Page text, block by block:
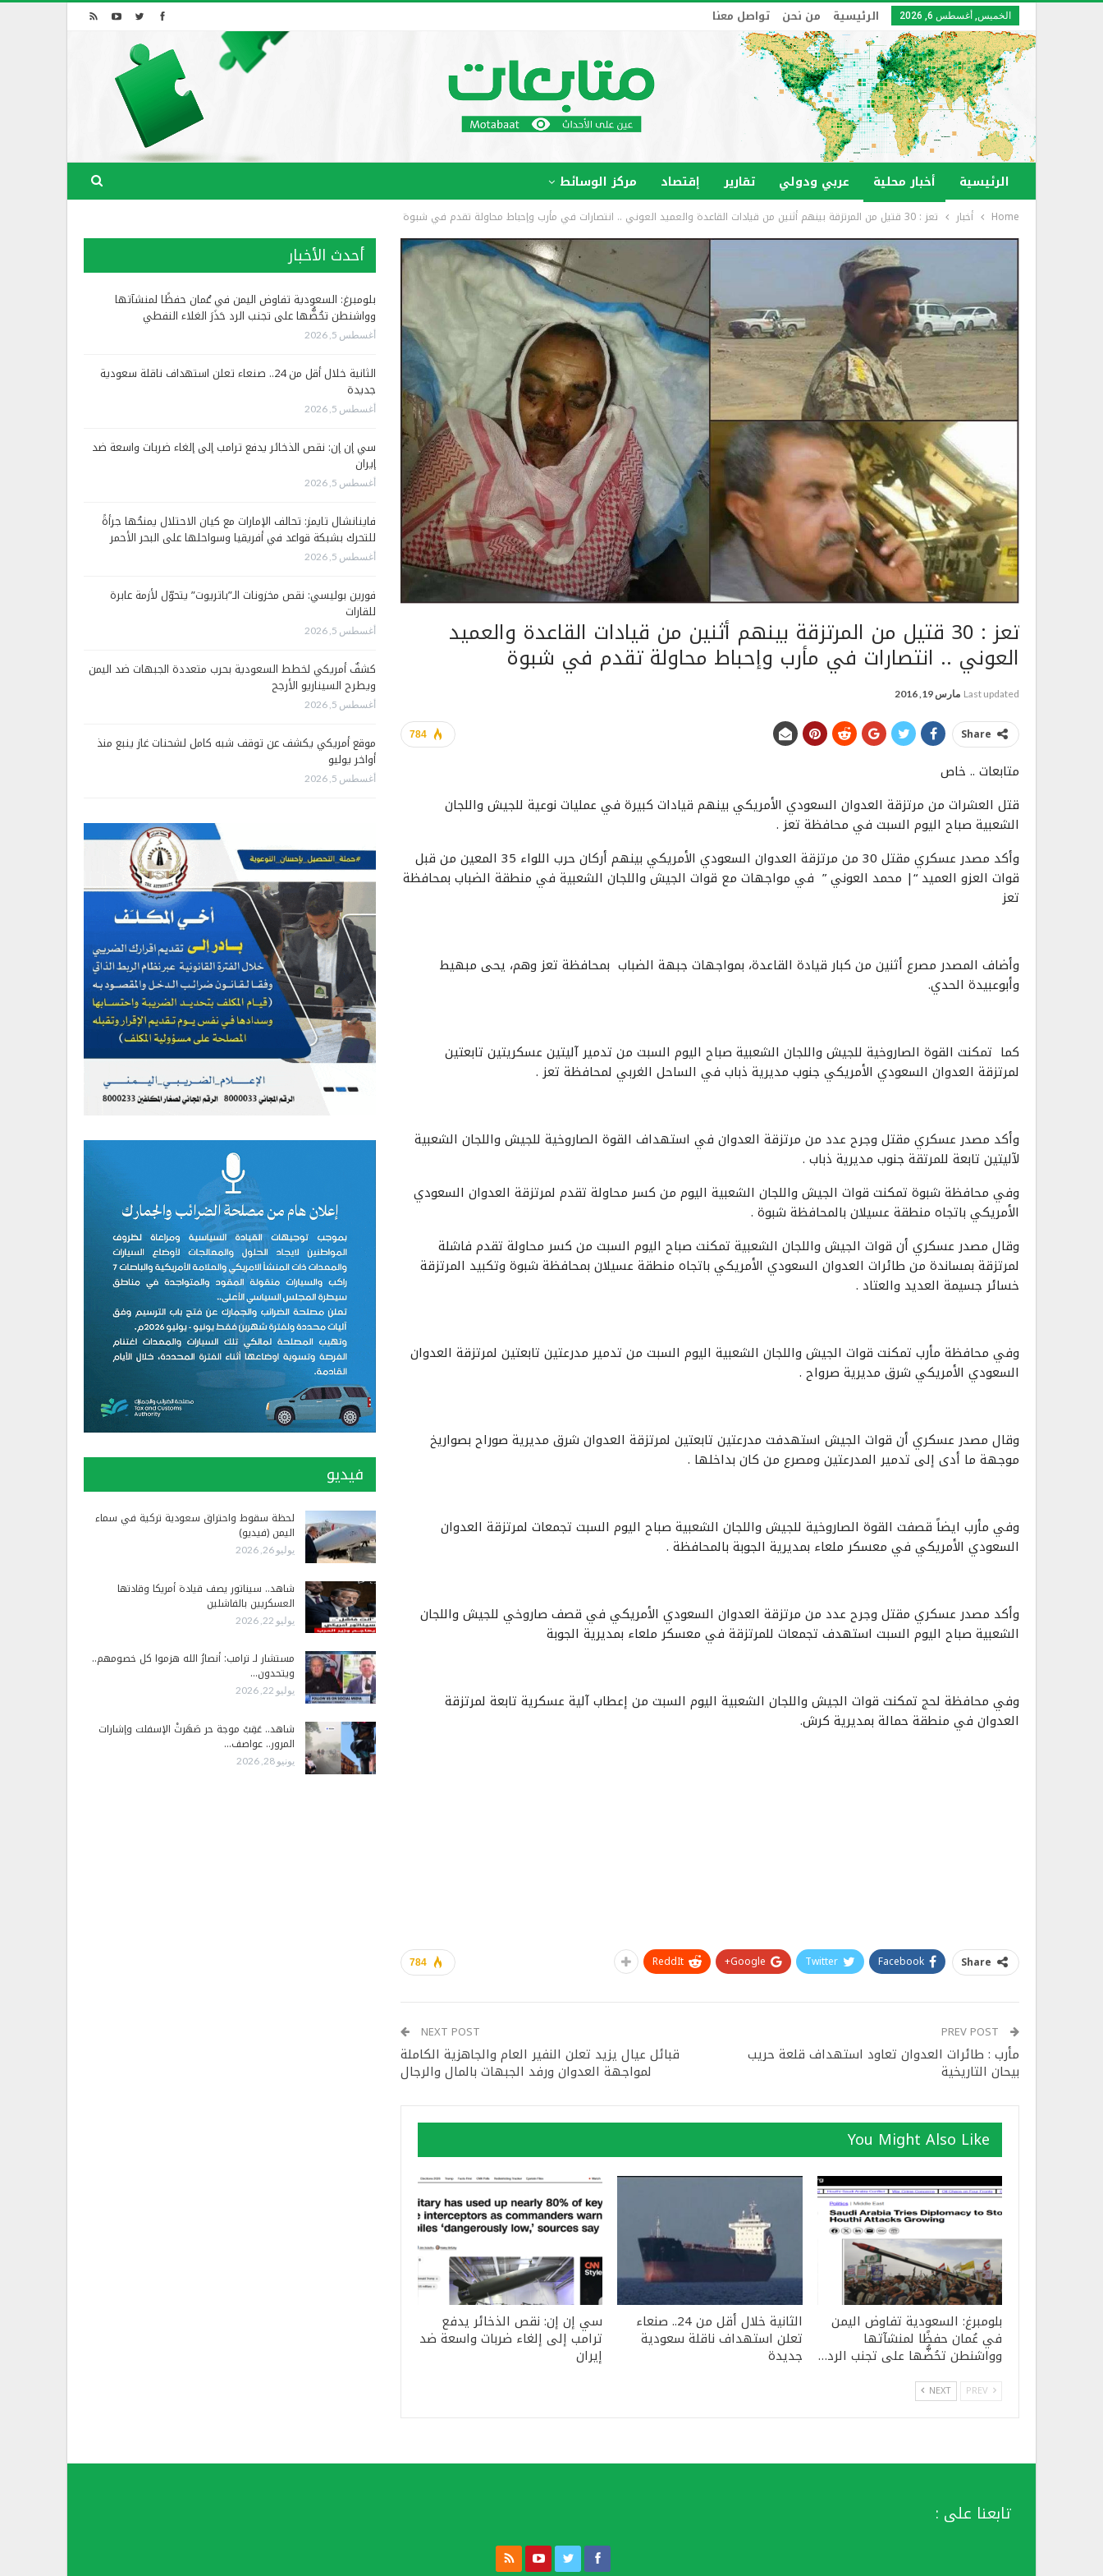
الخميس, أغسطس 6, 2026 الرئيسية من نحن تواصل معنا
الرئيسية أخبار محلية عربي ودولي تقارير إقتصاد مركز الوسائط
Home أخبار تعز : 30 قتيل من المرتزقة بينهم أثنين من قيادات القاعدة والعميد العوني .. انتصارات في مأرب وإحباط محاولة تقدم في شبوة
تعز : 30 قتيل من المرتزقة بينهم أثنين من قيادات القاعدة والعميد
العوني .. انتصارات في مأرب وإحباط محاولة تقدم في شبوة
Last updated مارس 19, 2016
784 Share
متابعات .. خاص
قتل العشرات من مرتزقة العدوان السعودي الأمريكي بينهم قيادات كبيرة في عمليات نوعية للجيش واللجان
الشعبية صباح اليوم السبت في محافظة تعز .
وأكد مصدر عسكري مقتل 30 من مرتزقة العدوان السعودي الأمريكي بينهم أركان حرب اللواء 35 المعين من قبل
قوات العزو العميد “| محمد العوني ” في مواجهات مع قوات الجيش واللجان الشعبية في منطقة الضباب بمحافظة
تعز
وأضاف المصدر مصرع أثنين من كبار قيادة القاعدة، بمواجهات جبهة الضباب بمحافظة تعز وهم، يحى مبهيط
وأبوعبيدة الحدي.
كما تمكنت القوة الصاروخية للجيش واللجان الشعبية صباح اليوم السبت من تدمير آليتين عسكريتين تابعتين
لمرتزقة العدوان السعودي الأمريكي جنوب مديرية ذباب في الساحل الغربي لمحافظة تعز .
وأكد مصدر عسكري مقتل وجرح عدد من مرتزقة العدوان في استهداف القوة الصاروخية للجيش واللجان الشعبية
لآليتين تابعة للمرتقة جنوب مديرية ذباب .
وفي محافظة شبوة تمكنت قوات الجيش واللجان الشعبية اليوم من كسر محاولة تقدم لمرتزقة العدوان السعودي
الأمريكي باتجاه منطقة عسيلان بالمحافظة شبوة .
وقال مصدر عسكري أن قوات الجيش واللجان الشعبية تمكنت صباح اليوم السبت من كسر محاولة تقدم فاشلة
لمرتزقة بمساندة من طائرات العدوان السعودي الأمريكي باتجاه منطقة عسيلان بمحافظة شبوة وتكبيد المرتزقة
خسائر جسيمة العديد والعتاد .
وفي محافظة مأرب تمكنت قوات الجيش واللجان الشعبية اليوم السبت من تدمير مدرعتين تابعتين لمرتزقة العدوان
السعودي الأمريكي شرق مديرية صرواح .
وقال مصدر عسكري أن قوات الجيش استهدفت مدرعتين تابعتين لمرتزقة العدوان شرق مديرية صوراح بصواريخ
موجهة ما أدى إلى تدمير المدرعتين ومصرع من كان بداخلها .
وفي مأرب ايضاً قصفت القوة الصاروخية للجيش واللجان الشعبية صباح اليوم السبت تجمعات لمرتزقة العدوان
السعودي الأمريكي في معسكر ملعاء بمديرية الجوبة بالمحافظة .
وأكد مصدر عسكري مقتل وجرح عدد من مرتزقة العدوان السعودي الأمريكي في قصف صاروخي للجيش واللجان
الشعبية صباح اليوم السبت استهدف تجمعات للمرتزقة في معسكر ملعاء بمديرية الجوبة
وفي محافظة لحج تمكنت قوات الجيش واللجان الشعبية اليوم السبت من إعطاب آلية عسكرية تابعة لمرتزقة
العدوان في منطقة حمالة بمديرية كرش.
784 Share
Facebook
Twitter
Google+
ReddIt
مأرب : طائرات العدوان تعاود استهداف قلعة حريب
بيحان التاريخية
NEXT POST
قبائل عيال يزيد تعلن النفير العام والجاهزية الكاملة
لمواجهة العدوان ورفد الجبهات بالمال والرجال
You Might Also Like
بلومبرغ: السعودية تفاوض اليمن
في عُمان حفظًا لمنشآتها
وواشنطن تحُضُّها على تجنب الرد…
الثانية خلال أقل من 24.. صنعاء
تعلن استهداف ناقلة سعودية
جديدة
سي إن إن: نقص الذخائر يدفع
ترامب إلى إلغاء ضربات واسعة ضد
إيران
NEXT
أحدث الأخبار
بلومبرغ: السعودية تفاوض اليمن في عُمان حفظًا لمنشآتها
وواشنطن تحُضُّها على تجنب الرد حَذَرَ الغلاء النفطي
أغسطس 5, 2026
الثانية خلال أقل من 24.. صنعاء تعلن استهداف ناقلة سعودية
جديدة
أغسطس 5, 2026
سي إن إن: نقص الذخائر يدفع ترامب إلى إلغاء ضربات واسعة ضد
إيران
أغسطس 5, 2026
فاينانشال تايمز: تحالف الإمارات مع كيان الاحتلال يمنحُها جرأةً
للتحرك بشبكة قواعد في أفريقيا وسواحلها على البحر الأحمر
أغسطس 5, 2026
فورين بوليسي: نقص مخزونات الـ”باتريوت” يتحوّل لأزمة عابرة
للقارات
أغسطس 5, 2026
كشفٌ أمريكي لخطط السعودية بحرب متعددة الجبهات ضد اليمن
ويطرح السيناريو الأرجح
أغسطس 5, 2026
موقع أمريكي يكشف عن توقف شبه كامل لشحنات غاز ينبع منذ
أواخر يوليو
أغسطس 5, 2026
فيديو
لحظة سقوط واحتراق سعودية تركية في سماء
اليمن (فيديو)
يوليو 26, 2026
شاهد.. سيناتور يصف قيادة أمريكا وقادتها
العسكريين بالفاشلين
يوليو 22, 2026
مستشار لـ ترامب: أنصارُ الله هزموا كل خصومهم..
ويتحدون…
يوليو 22, 2026
شاهد.. عَقِبْ موجة حر صَهَرتْ الإسفلت وإشارات
المرور.. عواصف…
يونيو 28, 2026
تابعنا على :